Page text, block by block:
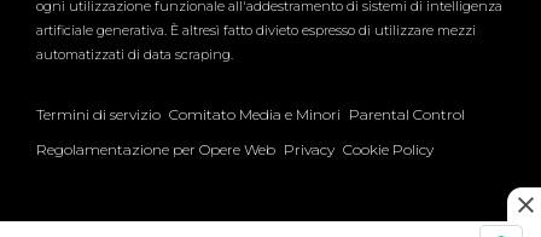
ogni utilizzazione funzionale all'addestramento di sistemi di intelligenza
artificiale generativa. È altresì fatto divieto espresso di utilizzare mezzi
automatizzati di data scraping.
Termini di servizio Comitato Media e Minori Parental Control
Regolamentazione per Opere Web Privacy Cookie Policy